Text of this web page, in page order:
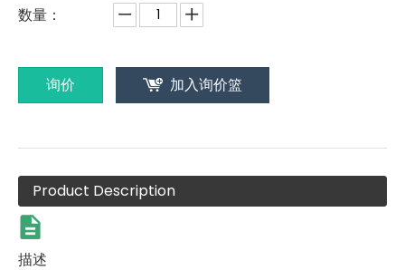
数量：
询价 加入询价篮
Product Description
描述